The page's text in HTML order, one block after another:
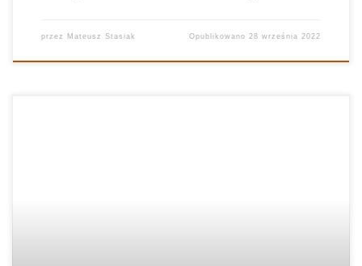
przez Mateusz Stasiak Opublikowano 28 września 2022